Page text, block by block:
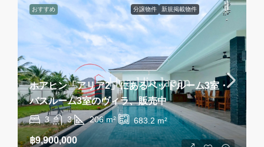
おすすめ 分譲物件 新規掲載物件
ホアヒン「アリア2」にあるベッドルーム3室・
バスルーム3室のヴィラ、販売中
3 3 206 m² 683.2m²
฿9,900,000